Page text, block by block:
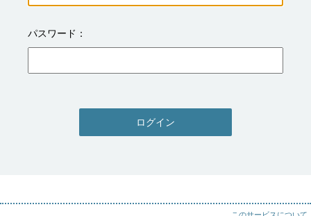
パスワード
ログイン